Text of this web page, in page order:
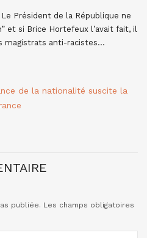
Président de la République ne
et si Brice Hortefeux l’avait fait, il
magistrats anti-racistes…
de la nationalité suscite la
publiée. Les champs obligatoires